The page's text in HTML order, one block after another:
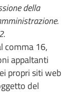
della
comma 16,
appaltanti
propri siti web
del